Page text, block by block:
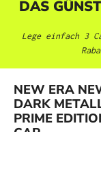
DAS
Lege einfach 3
NEW ERA
DARK
PRIME
CAP
Bildergalerie